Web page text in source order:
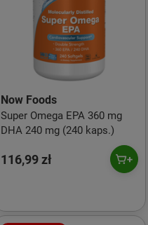
Now Foods
Super Omega EPA 360 mg
DHA 240 mg (240 kaps.)
116,99 zł